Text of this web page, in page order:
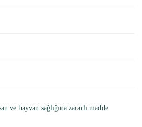
ve hayvan sağlığına zararlı madde